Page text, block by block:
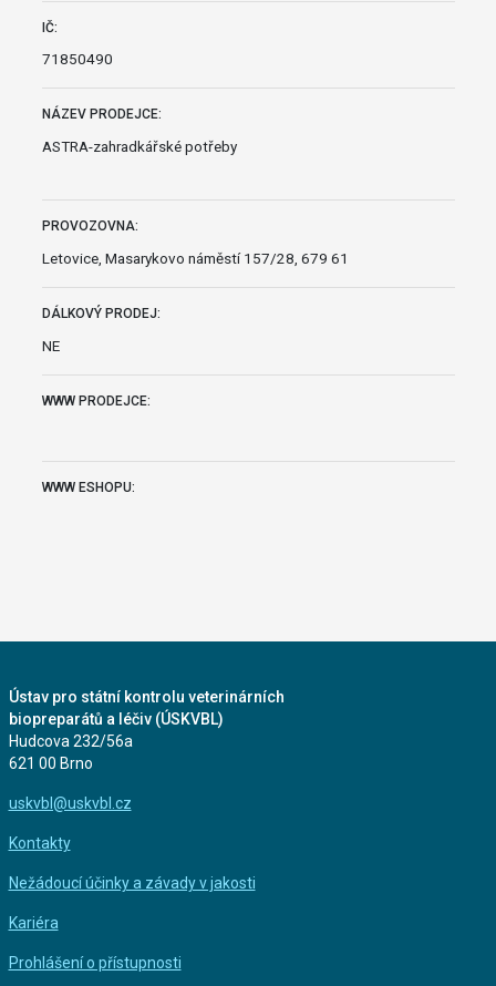
IČ:
71850490
NÁZEV PRODEJCE:
ASTRA-zahradkářské potřeby
PROVOZOVNA:
Letovice, Masarykovo náměstí 157/28, 679 61
DÁLKOVÝ PRODEJ:
NE
WWW PRODEJCE:
WWW ESHOPU:
Ústav pro státní kontrolu veterinárních
biopreparátů a léčiv (ÚSKVBL)
Hudcova 232/56a
621 00 Brno
uskvbl@uskvbl.cz
Kontakty
Nežádoucí účinky a závady v jakosti
Kariéra
Prohlášení o přístupnosti